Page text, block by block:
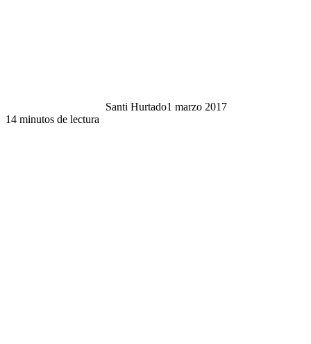
Santi Hurtado1 marzo 2017
14 minutos de lectura